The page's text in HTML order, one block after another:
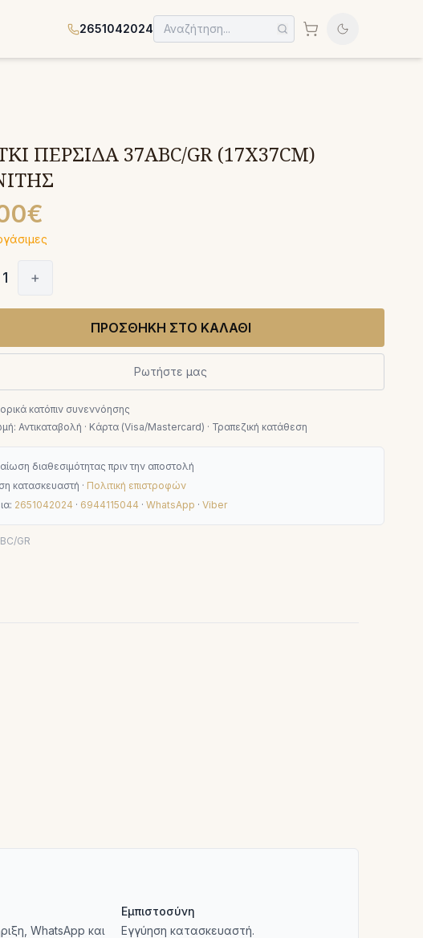
2651042024
ΠΕΡΣΙΔΑ 37ABC/GR (17X37CM)
1 +
ΠΡΟΣΘΗΚΗ ΣΤΟ ΚΑΛΑΘΙ
Ρωτήστε μας
κατόπιν συνεννόησης
Αντικαταβολή · Κάρτα (Visa/Mastercard) · Τραπεζική κατάθεση
διαθεσιμότητας πριν την αποστολή
κατασκευαστή · Πολιτική επιστροφών
2651042024 · 6944115044 · WhatsApp · Viber
GR
WhatsApp και
Εμπιστοσύνη
Εγγύηση κατασκευαστή.